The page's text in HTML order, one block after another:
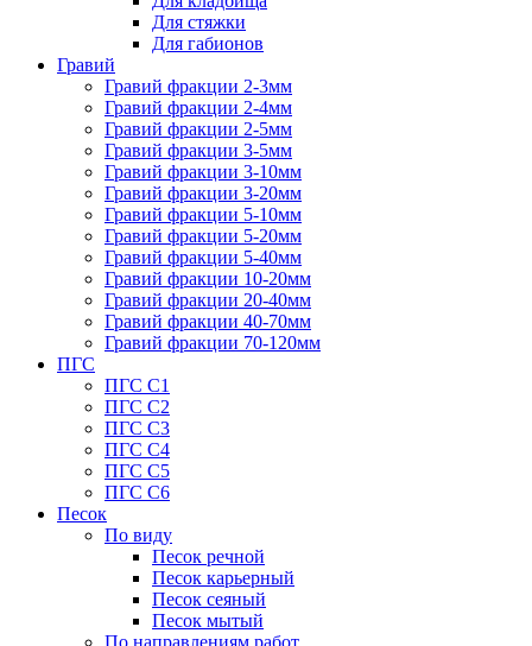
Для стяжки
Для габионов
Гравий
Гравий фракции 2-3мм
Гравий фракции 2-4мм
Гравий фракции 2-5мм
Гравий фракции 3-5мм
Гравий фракции 3-10мм
Гравий фракции 3-20мм
Гравий фракции 5-10мм
Гравий фракции 5-20мм
Гравий фракции 5-40мм
Гравий фракции 10-20мм
Гравий фракции 20-40мм
Гравий фракции 40-70мм
Гравий фракции 70-120мм
ПГС
ПГС С1
ПГС С2
ПГС С3
ПГС С4
ПГС С5
ПГС С6
Песок
По виду
Песок речной
Песок карьерный
Песок сеяный
Песок мытый
По направлениям работ